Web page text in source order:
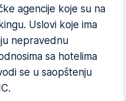
agencije koje su na
Uslovi koje ima
nepravednu
sa hotelima
se u saopštenju